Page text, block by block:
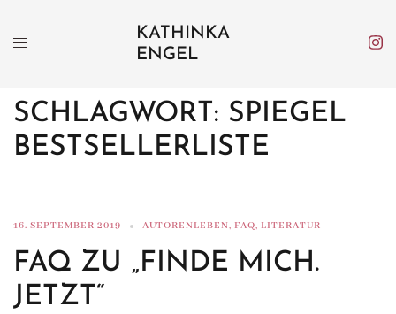
Inhalt
KATHINKA
ENGEL
SCHLAGWORT: SPIEGEL
BESTSELLERLISTE
16. SEPTEMBER 2019 AUTORENLEBEN, FAQ, LITERATUR
FAQ ZU „FINDE MICH.
JETZT“